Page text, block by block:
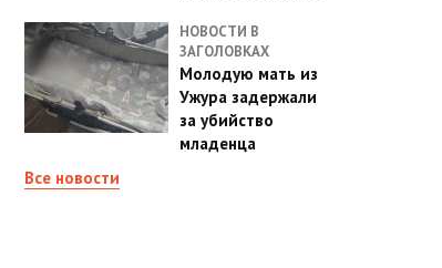
НОВОСТИ В
ЗАГОЛОВКАХ
Молодую мать из
Ужура задержали
за убийство
младенца
Все новости